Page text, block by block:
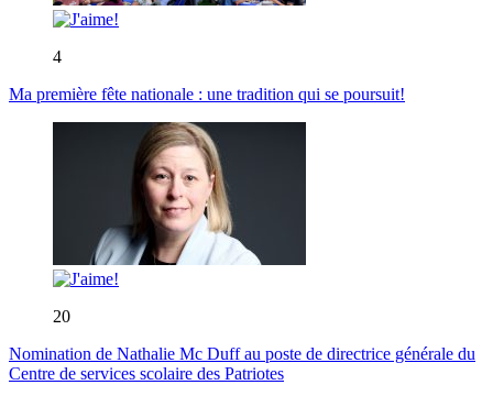
4
Ma première fête nationale : une tradition qui se poursuit!
20
Nomination de Nathalie Mc Duff au poste de directrice générale du
Centre de services scolaire des Patriotes